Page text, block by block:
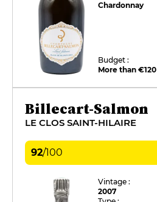
Chardonnay
Budget :
More than €120
Billecart-Salmon
LE CLOS SAINT-HILAIRE
92/100
Vintage :
2007